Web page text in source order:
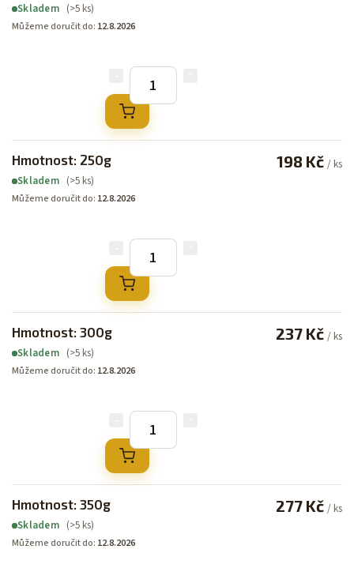
Skladem (>5 ks)
Můžeme doručit do: 12.8.2026
Hmotnost: 250g
Skladem (>5 ks)
Můžeme doručit do: 12.8.2026
198 Kč / ks
Hmotnost: 300g
Skladem (>5 ks)
Můžeme doručit do: 12.8.2026
237 Kč / ks
Hmotnost: 350g
Skladem (>5 ks)
Můžeme doručit do: 12.8.2026
277 Kč / ks